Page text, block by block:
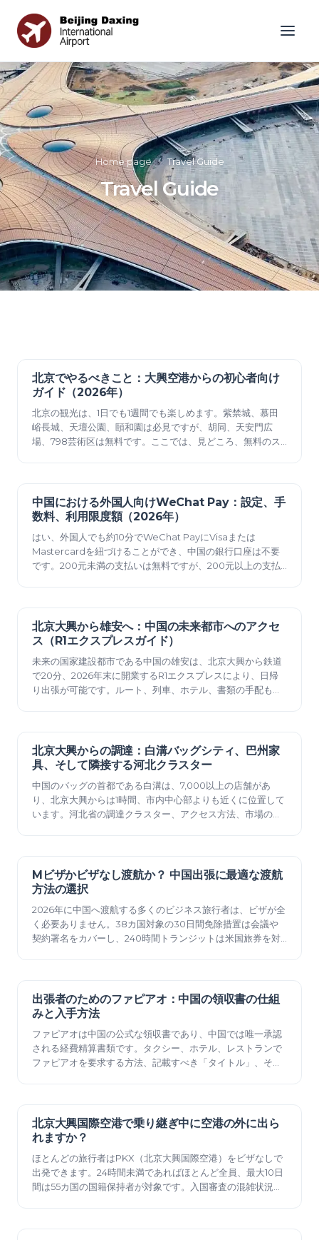
Home page » Travel Guide
Travel Guide
2026年6月15日
北京でやるべきこと：大興空港からの初心者向け
ガイド（2026年）
北京の観光は、1日でも1週間でも楽しめます。紫禁城、慕田
峪長城、天壇公園、頤和園は必見ですが、胡同、天安門広
場、798芸術区は無料です。ここでは、見どころ、無料のス
2026年6月14日
中国における外国人向けWeChat Pay：設定、手
数料、利用限度額（2026年）
はい、外国人でも約10分でWeChat PayにVisaまたは
Mastercardを紐づけることができ、中国の銀行口座は不要
です。200元未満の支払いは無料ですが、200元以上の支払
2026年6月12日
北京大興から雄安へ：中国の未来都市へのアクセ
ス（R1エクスプレスガイド）
未来の国家建設都市である中国の雄安は、北京大興から鉄道
で20分、2026年末に開業するR1エクスプレスにより、日帰
り出張が可能です。ルート、列車、ホテル、書類の手配もで
2026年6月12日
北京大興からの調達：白溝バッグシティ、巴州家
具、そして隣接する河北クラスター
中国のバッグの首都である白溝は、7,000以上の店舗があ
り、北京大興からは1時間、市内中心部よりも近くに位置して
います。河北省の調達クラスター、アクセス方法、市場のル
2026年6月12日
Mビザかビザなし渡航か？ 中国出張に最適な渡航
方法の選択
2026年に中国へ渡航する多くのビジネス旅行者は、ビザが全
く必要ありません。38カ国対象の30日間免除措置は会議や
契約署名をカバーし、240時間トランジットは米国旅券を対
2026年6月12日
出張者のためのファピアオ：中国の領収書の仕組
みと入手方法
ファピアオは中国の公式な領収書であり、中国では唯一承認
される経費精算書類です。タクシー、ホテル、レストランで
ファピアオを要求する方法、記載すべき「タイトル」、そし
2026年6月12日
北京大興国際空港で乗り継ぎ中に空港の外に出ら
れますか？
ほとんどの旅行者はPKX（北京大興国際空港）をビザなしで
出発できます。24時間未満であればほとんど全員、最大10日
間は55カ国の国籍保持者が対象です。入国審査の混雑状況、